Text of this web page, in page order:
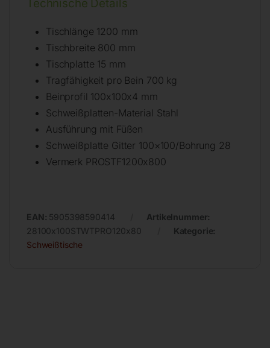
Technische Details
Tischlänge 1200 mm
Tischbreite 800 mm
Tischplatte 15 mm
Tragfähigkeit pro Bein 700 kg
Beinprofil 100x100x4 mm
Schweißplatten-Material Stahl
Ausführung mit Füßen
Schweißplatte Gitter 100×100/Bohrung 28
Vermerk PROSTF1200x800
EAN: 5905398590414
Artikelnummer:
28100x100STWTPRO120x80
Kategorie:
Schweißtische